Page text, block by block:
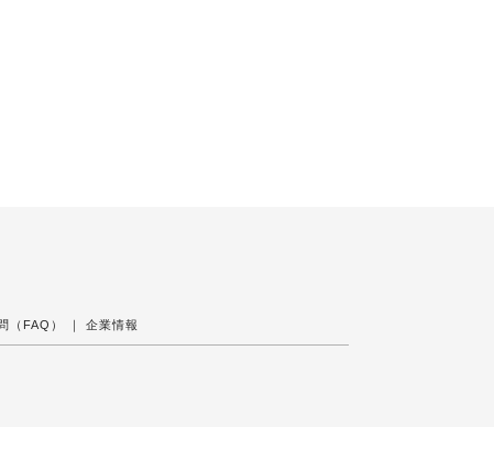
（FAQ） ｜ 企業情報